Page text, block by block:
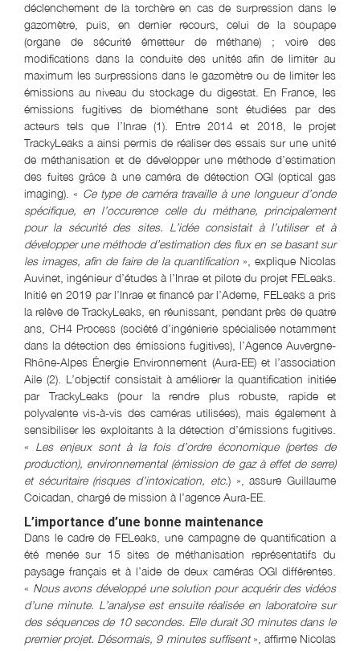
déclenchement de la torchère en cas de surpression dans le
gazomètre, puis, en dernier recours, celui de la soupape
(organe de sécurité émetteur de méthane) ; voire des
modifications dans la conduite des unités afin de limiter au
maximum les surpressions dans le gazomètre ou de limiter les
émissions au niveau du stockage du digestat. En France, les
émissions fugitives de biométhane sont étudiées par des
acteurs tels que l’Inrae (1). Entre 2014 et 2018, le projet
TrackyLeaks a ainsi permis de réaliser des essais sur une unité
de méthanisation et de développer une méthode d’estimation
des fuites grâce à une caméra de détection OGI (optical gas
imaging). « Ce type de caméra travaille à une longueur d’onde
spécifique, en l’occurence celle du méthane, principalement
pour la sécurité des sites. L’idée consistait à l’utiliser et à
développer une méthode d’estimation des flux en se basant sur
les images, afin de faire de la quantification », explique Nicolas
Auvinet, ingénieur d’études à l’Inrae et pilote du projet FELeaks.
Initié en 2019 par l’Inrae et financé par l’Ademe, FELeaks a pris
la relève de TrackyLeaks, en réunissant, pendant près de quatre
ans, CH4 Process (société d’ingénierie spécialisée notamment
dans la détection des émissions fugitives), l’Agence Auvergne-
Rhône-Alpes Énergie Environnement (Aura-EE) et l’association
Aile (2). L’objectif consistait à améliorer la quantification initiée
par TrackyLeaks (pour la rendre plus robuste, rapide et
polyvalente vis-à-vis des caméras utilisées), mais également à
sensibiliser les exploitants à la détection d’émissions fugitives.
« Les enjeux sont à la fois d’ordre économique (pertes de
production), environnemental (émission de gaz à effet de serre)
et sécuritaire (risques d’intoxication, etc.) », assure Guillaume
Coicadan, chargé de mission à l’agence Aura-EE.
L’importance d’une bonne maintenance
Dans le cadre de FELeaks, une campagne de quantification a
été menée sur 15 sites de méthanisation représentatifs du
paysage français et à l’aide de deux caméras OGI différentes.
« Nous avons développé une solution pour acquérir des vidéos
d’une minute. L’analyse est ensuite réalisée en laboratoire sur
des séquences de 10 secondes. Elle durait 30 minutes dans le
premier projet. Désormais, 9 minutes suffisent», affirme Nicolas